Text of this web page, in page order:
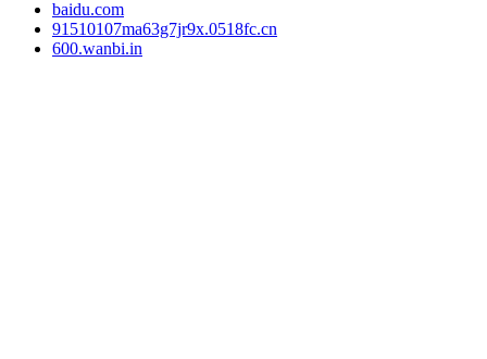
baidu.com
91510107ma63g7jr9x.0518fc.cn
600.wanbi.in